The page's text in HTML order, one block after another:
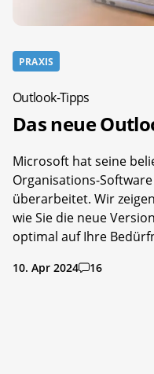
PRAXIS
Outlook-Tipps
Das neue
Microsoft hat seine
Organisations-
überarbeitet. Wir
wie Sie die neue
optimal auf Ihre
10. Apr 2024 16